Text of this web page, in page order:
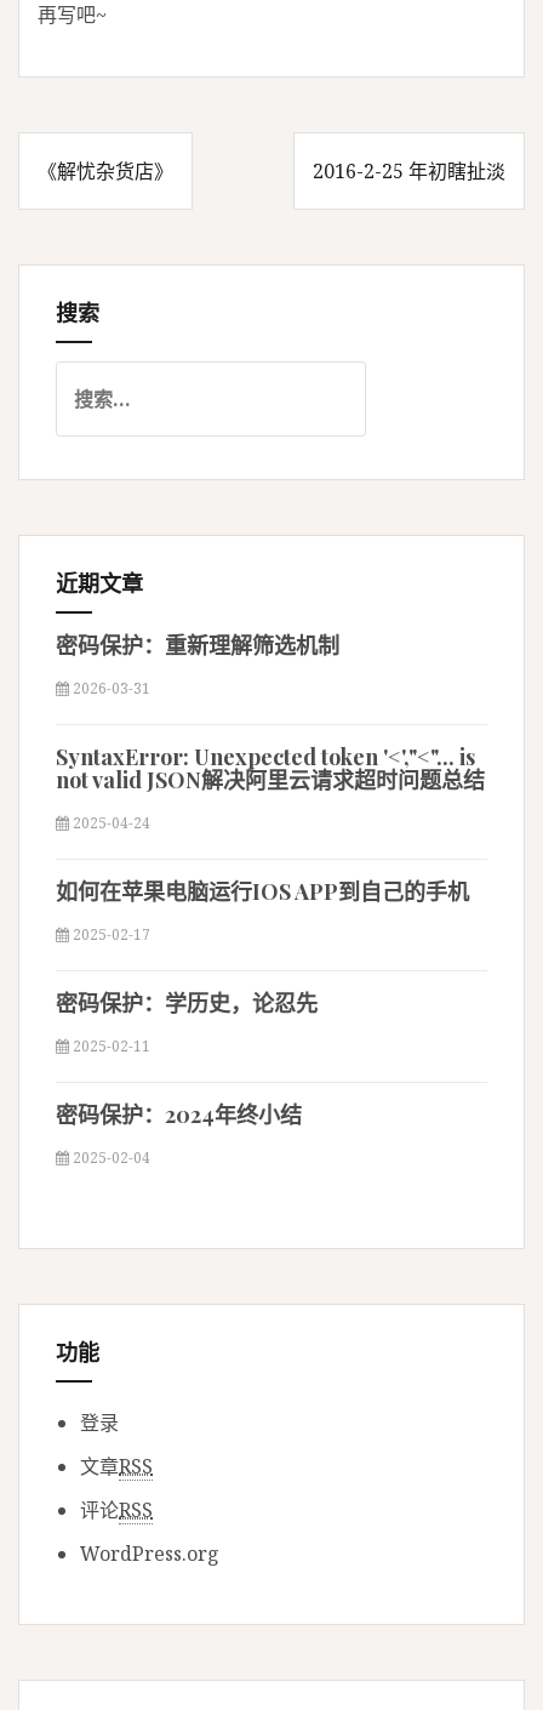
再写吧~
文
章
《解忧杂货店》 2016-2-25 年初瞎扯淡
搜索
近期文章
密码保护：重新理解筛选机制
2026-03-31
SyntaxError: Unexpected token '<',"<"... is
not valid JSON解决阿里云请求超时问题总结
2025-04-24
如何在苹果电脑运行IOS APP到自己的手机
2025-02-17
密码保护：学历史，论忍先
2025-02-11
密码保护：2024年终小结
2025-02-04
功能
登录
文章RSS
评论RSS
WordPress.org